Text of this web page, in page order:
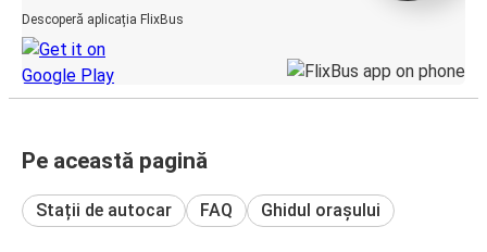
Descoperă aplicația FlixBus
Pe această pagină
Stații de autocar FAQ Ghidul orașului